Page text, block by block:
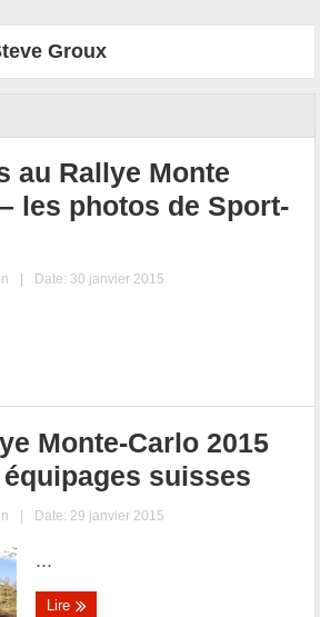
Groux
au Rallye Monte
les photos de Sport-
| Date: 30 janvier 2015
Monte-Carlo 2015
suisses
| Date: 29 janvier 2015
...
Lire